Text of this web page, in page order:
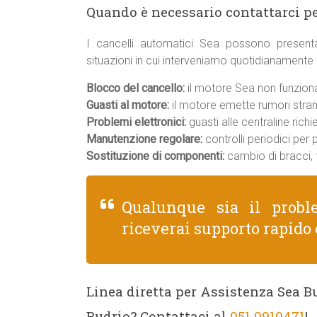
Quando è necessario contattarci
I cancelli automatici Sea possono
situazioni in cui interveniamo
Blocco del cancello: il motore Sea non
Guasti al motore: il motore emette rumori
Problemi elettronici: guasti alle centraline
Manutenzione regolare: controlli periodici per
Sostituzione di componenti: cambio di bracci,
Qualunque sia il
riceverai supporto
Linea diretta per Assistenza Sea